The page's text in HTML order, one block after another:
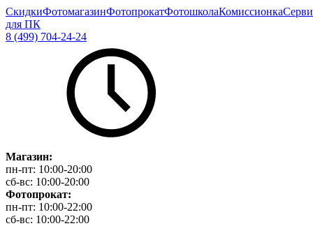
СкидкиФотомагазинФотопрокатФотошколаКомиссионка
для ПК
8 (499) 704-24-24
Магазин:
пн-пт: 10:00-20:00
сб-вс: 10:00-20:00
Фотопрокат:
пн-пт: 10:00-22:00
сб-вс: 10:00-22:00